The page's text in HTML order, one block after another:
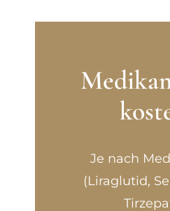
Je nach
(Liraglutid,